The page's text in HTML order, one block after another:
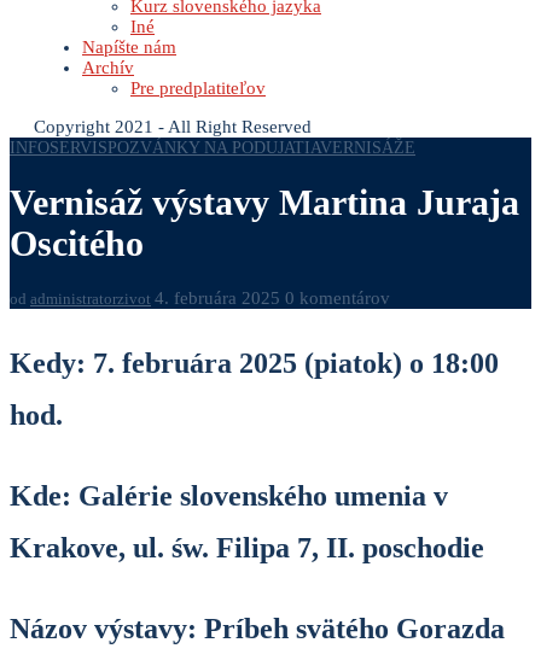
Kurz slovenského jazyka
Iné
Napíšte nám
Archív
Pre predplatiteľov
Copyright 2021 - All Right Reserved
INFOSERVIS POZVÁNKY NA PODUJATIAVERNISÁŽE
Vernisáž výstavy Martina Juraja
Oscitého
od administratorzivot 4. februára 2025 0 komentárov
Kedy: 7. februára 2025 (piatok) o 18:00
hod.
Kde: Galérie slovenského umenia v
Krakove, ul. św. Filipa 7, II. poschodie
Názov výstavy: Príbeh svätého Gorazda